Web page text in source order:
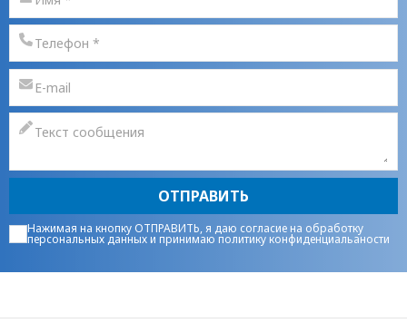
ОТПРАВИТЬ
Нажимая на кнопку ОТПРАВИТЬ, я даю согласие на обработку
персональных данныхи принимаюполитику конфиденциальаности